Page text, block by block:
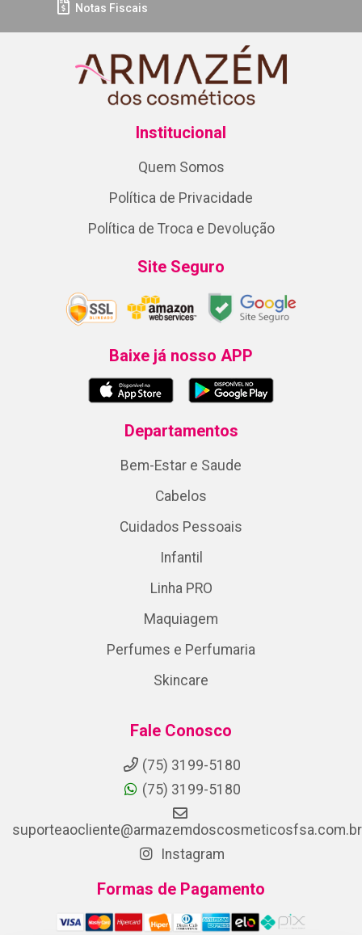
Notas Fiscais
Institucional
Quem Somos
Política de Privacidade
Política de Troca e Devolução
Site Seguro
Baixe já nosso APP
Departamentos
Bem-Estar e Saude
Cabelos
Cuidados Pessoais
Infantil
Linha PRO
Maquiagem
Perfumes e Perfumaria
Skincare
Fale Conosco
(75) 3199-5180
(75) 3199-5180
suporteaocliente@armazemdoscosmeticosfsa.com.br
Instagram
Formas de Pagamento